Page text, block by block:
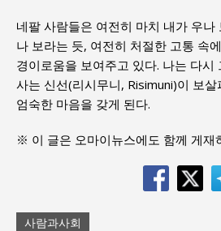
네팔 사람들은 여전히 마치 내가 우나
나 보라는 듯, 여전히 처절한 고통 속
경이로움을 보여주고 있다. 나는 다시
사는 신선(리시무니, Risimuni)이 보
엄숙한 마음을 갖게 된다.
※ 이 글은 오마이뉴스에도 함께 게재
사람과사회